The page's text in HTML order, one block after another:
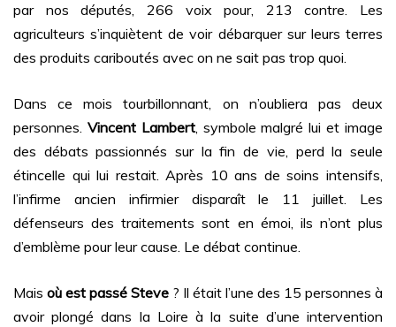
par nos députés, 266 voix pour, 213 contre. Les
agriculteurs s’inquiètent de voir débarquer sur leurs terres
des produits cariboutés avec on ne sait pas trop quoi.
Dans ce mois tourbillonnant, on n’oubliera pas deux
personnes. Vincent Lambert, symbole malgré lui et image
des débats passionnés sur la fin de vie, perd la seule
étincelle qui lui restait. Après 10 ans de soins intensifs,
l’infirme ancien infirmier disparaît le 11 juillet. Les
défenseurs des traitements sont en émoi, ils n’ont plus
d’emblème pour leur cause. Le débat continue.
Mais où est passé Steve ? Il était l’une des 15 personnes à
avoir plongé dans la Loire à la suite d’une intervention